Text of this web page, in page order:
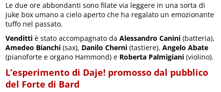
Le due ore abbondanti sono filate via leggere in una sorta di
juke box umano a cielo aperto che ha regalato un emozionante
tuffo nel passato.
Venditti è stato accompagnato daAlessandro Canini (batteria),
Amedeo Bianchi (sax), Danilo Cherni (tastiere),Angelo Abate
(pianoforte e organo Hammond) e Roberta Palmigiani (violino).
L’esperimento di Daje! promosso dal pubblico
del Forte di Bard